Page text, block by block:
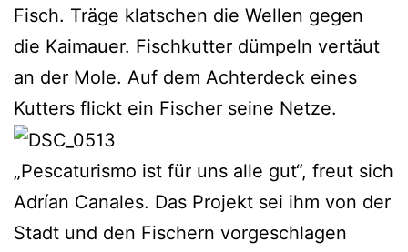
Fisch. Träge klatschen die Wellen gegen
die Kaimauer. Fischkutter dümpeln vertäut
an der Mole. Auf dem Achterdeck eines
Kutters flickt ein Fischer seine Netze.
„Pescaturismo ist für uns alle gut“, freut sich
Adrían Canales. Das Projekt sei ihm von der
Stadt und den Fischern vorgeschlagen